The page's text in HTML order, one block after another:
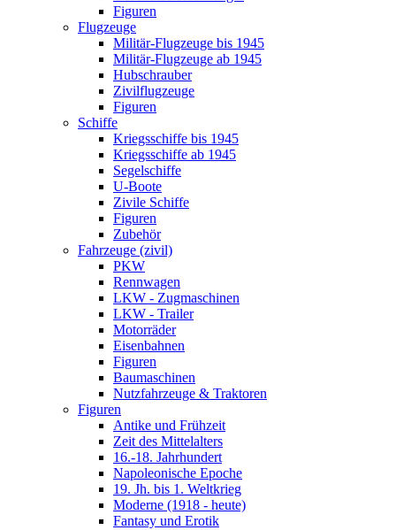
Figuren
Flugzeuge
Militär-Flugzeuge bis 1945
Militär-Flugzeuge ab 1945
Hubschrauber
Zivilflugzeuge
Figuren
Schiffe
Kriegsschiffe bis 1945
Kriegsschiffe ab 1945
Segelschiffe
U-Boote
Zivile Schiffe
Figuren
Zubehör
Fahrzeuge (zivil)
PKW
Rennwagen
LKW - Zugmaschinen
LKW - Trailer
Motorräder
Eisenbahnen
Figuren
Baumaschinen
Nutzfahrzeuge & Traktoren
Figuren
Antike und Frühzeit
Zeit des Mittelalters
16.-18. Jahrhundert
Napoleonische Epoche
19. Jh. bis 1. Weltkrieg
Moderne (1918 - heute)
Fantasy und Erotik